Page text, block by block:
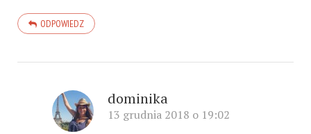
ODPOWIEDZ
dominika
13 grudnia 2018 o 19:02